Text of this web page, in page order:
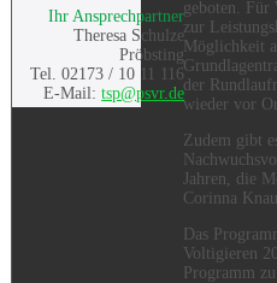
Ihr Ansprechpartner
Theresa Schulze
Pröbsting
Tel. 02173 / 10 11 116
E-Mail:tsp@psvr.de
geboten.
zur
Möglichkeit
der
wieder vor
Zudem gibt
Jahren, die
Corinna
Das
Voltigieren
Programm